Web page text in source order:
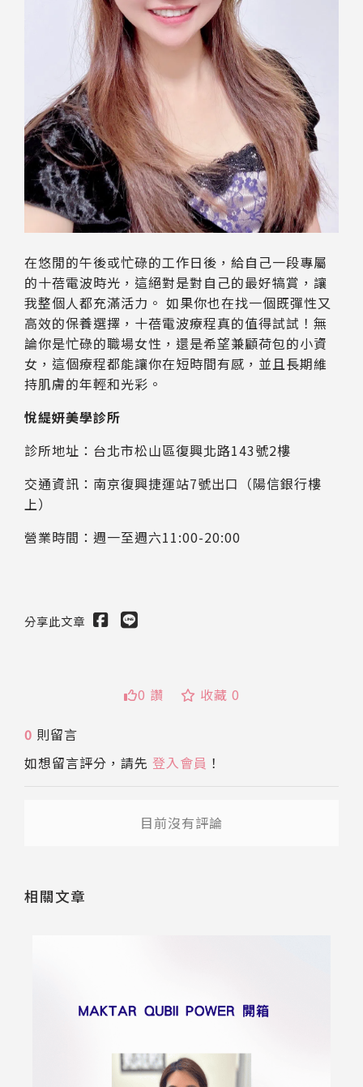
在悠閒的午後或忙碌的工作日後，給自己一段專屬
的十蓓電波時光，這絕對是對自己的最好犒賞，讓
我整個人都充滿活力。 如果你也在找一個既彈性又
高效的保養選擇，十蓓電波療程真的值得試試！無
論你是忙碌的職場女性，還是希望兼顧荷包的小資
女，這個療程都能讓你在短時間有感，並且長期維
持肌膚的年輕和光彩。
悅緹妍美學診所
診所地址：台北市松山區復興北路143號2樓
交通資訊：南京復興捷運站7號出口（陽信銀行樓
上）
營業時間：週一至週六11:00-20:00
分享此文章
0 讚 收藏 0
0 則留言
如想留言評分，請先 登入會員 ！
目前沒有評論
相關文章